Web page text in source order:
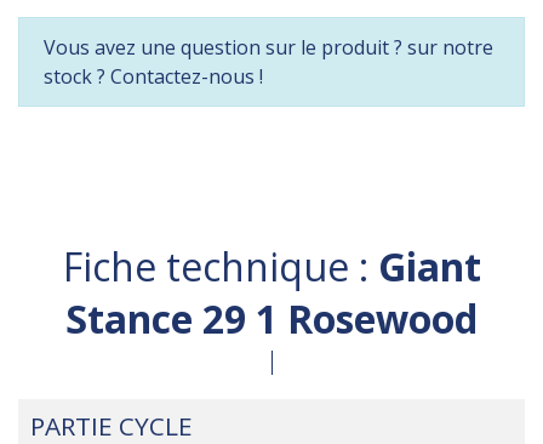
Vous avez une question sur le produit ? sur notre
stock ? Contactez-nous !
Fiche technique : Giant
Stance 29 1 Rosewood
PARTIE CYCLE